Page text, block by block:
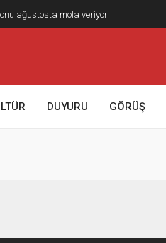
ağustosta mola veriyor
DUYURU GÖRÜŞ